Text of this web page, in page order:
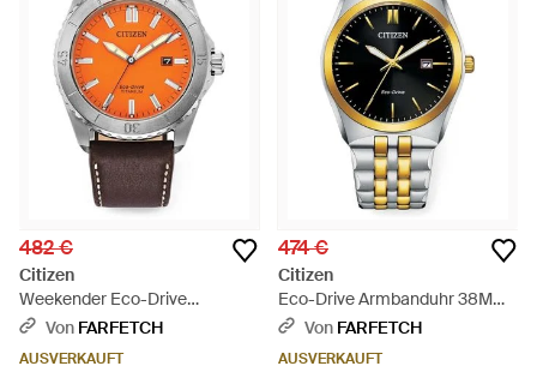
482 €
Citizen
Weekender Eco-Drive
Armbanduhr 41Mm - Orange
Von FARFETCH
AUSVERKAUFT
474 €
Citizen
Eco-Drive Armbanduhr 38Mm
- Mettallic
Von FARFETCH
AUSVERKAUFT